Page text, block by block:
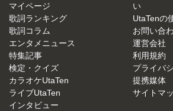
マイページ
歌詞ランキング
歌詞コラム
エンタメニュース
特集記事
検定・クイズ
カラオケUtaTen
ライブUtaTen
インタビュー
い
UtaTenの
お問い合
運営会社
利用規約
プライバ
提携媒体
サイトマ